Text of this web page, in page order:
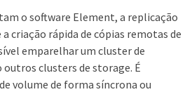
o software Element, a replicação
criação rápida de cópias remotas de
emparelhar um cluster de
clusters de storage. É
volume de forma síncrona ou